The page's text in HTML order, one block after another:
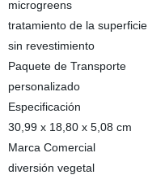
microgreens
tratamiento de la superficie
sin revestimiento
Paquete de Transporte
personalizado
Especificación
30,99 x 18,80 x 5,08 cm
Marca Comercial
diversión vegetal